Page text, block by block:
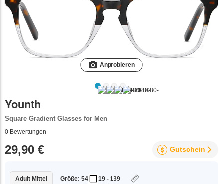
Anprobieren
Younth
Square Gradient Glasses for Men
0 Bewertungen
29,90 € Gutschein
Adult Mittel Größe: 54 19 - 139